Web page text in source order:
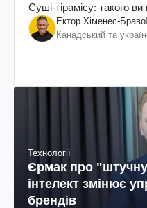
Суші-тірамісу: такого
Ектор Хіменес-Браво
Канадський та
Технології
Єрмак про
інтелект змінює
брендів